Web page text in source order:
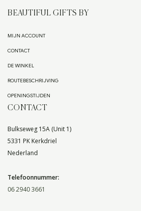
BEAUTIFUL GIFTS BY
MIJN ACCOUNT
CONTACT
DE WINKEL
ROUTEBESCHRIJVING
OPENINGSTIJDEN
CONTACT
Bulkseweg 15A (Unit 1)
5331 PK Kerkdriel
Nederland
Telefoonnummer:
06 2940 3661